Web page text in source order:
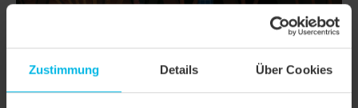
Zustimmung Details Über Cookies